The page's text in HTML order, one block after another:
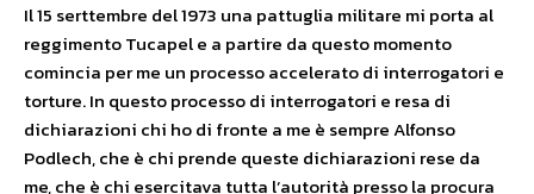
Il 15 serttembre del 1973 una pattuglia militare mi porta al
reggimento Tucapel e a partire da questo momento
comincia per me un processo accelerato di interrogatori e
torture. In questo processo di interrogatori e resa di
dichiarazioni chi ho di fronte a me è sempre Alfonso
Podlech, che è chi prende queste dichiarazioni rese da
me, che è chi esercitava tutta l’autorità presso la procura